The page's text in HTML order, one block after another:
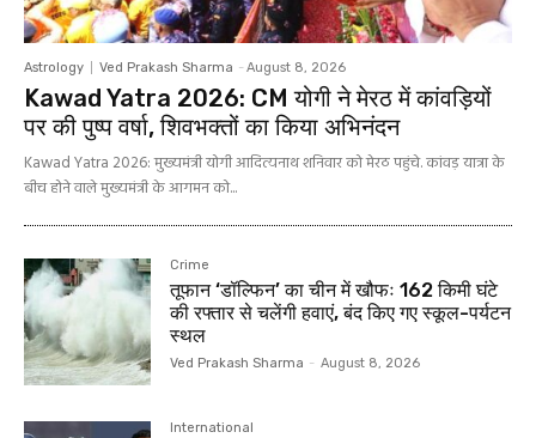
Astrology Ved Prakash Sharma - August 8, 2026
Kawad Yatra 2026: CM योगी ने मेरठ में कांवड़ियों
पर की पुष्प वर्षा, शिवभक्तों का किया अभिनंदन
Kawad Yatra 2026: मुख्यमंत्री योगी आदित्यनाथ शनिवार को मेरठ पहुंचे. कांवड़ यात्रा के
बीच होने वाले मुख्यमंत्री के आगमन को...
Crime
तूफान ‘डॉल्फिन’ का चीन में खौफः 162 किमी घंटे
की रफ्तार से चलेंगी हवाएं, बंद किए गए स्कूल-पर्यटन
स्थल
Ved Prakash Sharma - August 8, 2026
International